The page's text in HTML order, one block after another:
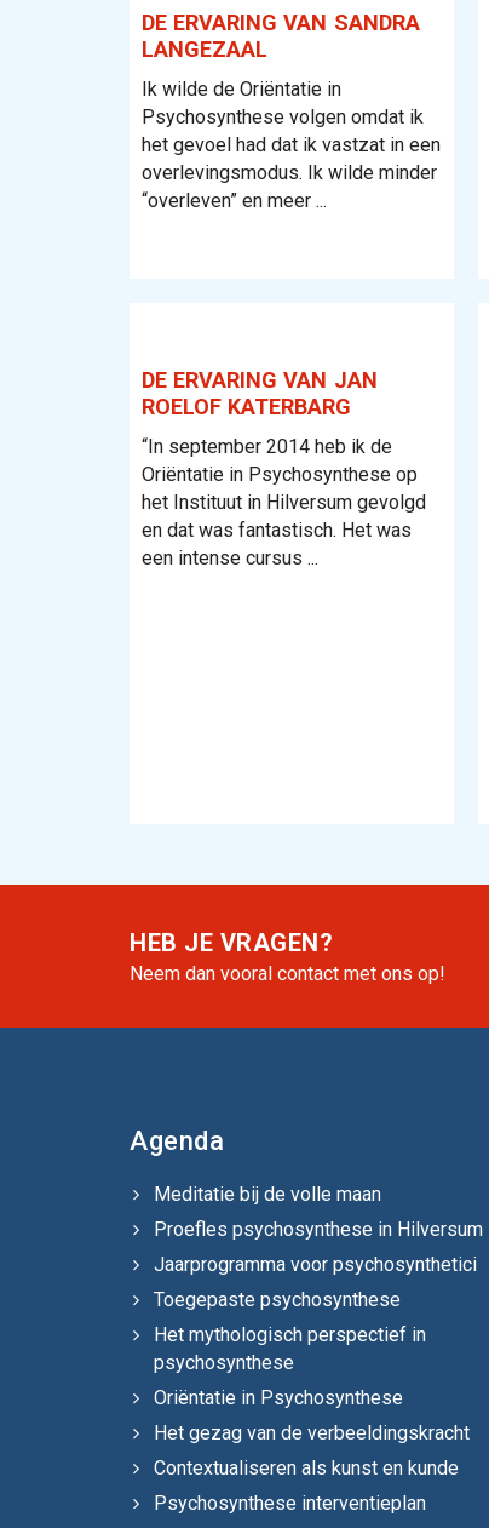
DE ERVARING VAN SANDRA
LANGEZAAL
Ik wilde de Oriëntatie in
Psychosynthese volgen omdat ik
het gevoel had dat ik vastzat in een
overlevingsmodus. Ik wilde minder
“overleven” en meer ...
DE ERVARING VAN JAN
ROELOF KATERBARG
“In september 2014 heb ik de
Oriëntatie in Psychosynthese op
het Instituut in Hilversum gevolgd
en dat was fantastisch. Het was
een intense cursus ...
HEB JE VRAGEN?
Neem dan vooral contact met ons op!
Agenda
Meditatie bij de volle maan
Proefles psychosynthese in Hilversum
Jaarprogramma voor psychosynthetici
Toegepaste psychosynthese
Het mythologisch perspectief in
psychosynthese
Oriëntatie in Psychosynthese
Het gezag van de verbeeldingskracht
Contextualiseren als kunst en kunde
Psychosynthese interventieplan